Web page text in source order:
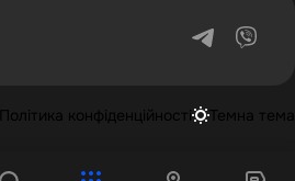
Політика конфіденційності Темна тема